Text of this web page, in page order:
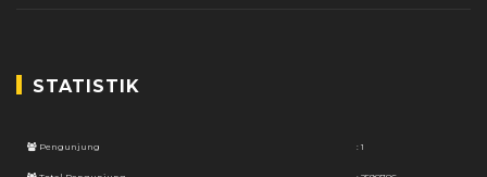
STATISTIK
Pengunjung : 1